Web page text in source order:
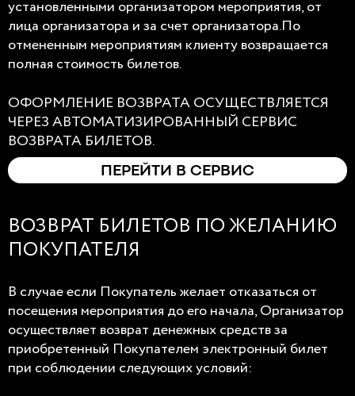
установленными организатором мероприятия, от
лица организатора и за счет организатора.По
отмененным мероприятиям клиенту возвращается
полная стоимость билетов.
ОФОРМЛЕНИЕ ВОЗВРАТА ОСУЩЕСТВЛЯЕТСЯ
ЧЕРЕЗ АВТОМАТИЗИРОВАННЫЙ СЕРВИС
ВОЗВРАТА БИЛЕТОВ.
ПЕРЕЙТИ В СЕРВИС
ВОЗВРАТ БИЛЕТОВ ПО ЖЕЛАНИЮ
ПОКУПАТЕЛЯ
В случае если Покупатель желает отказаться от
посещения мероприятия до его начала, Организатор
осуществляет возврат денежных средств за
приобретенный Покупателем электронный билет
при соблюдении следующих условий: